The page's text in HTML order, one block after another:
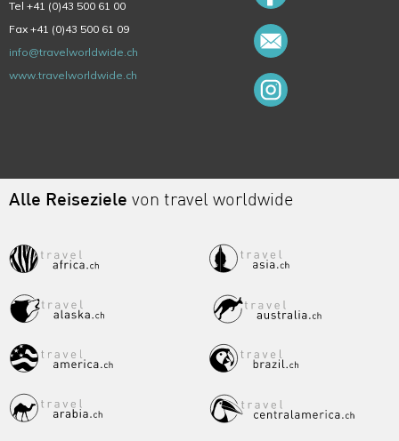
Tel +41 (0)43 500 61 00
Fax +41 (0)43 500 61 09
info@travelworldwide.ch
www.travelworldwide.ch
Alle Reiseziele von travel worldwide